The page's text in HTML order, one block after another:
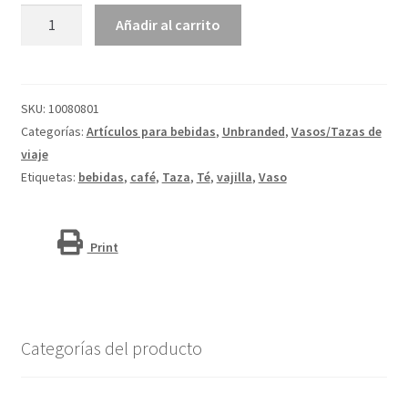
330
ml
con
agarradero
cantidad
Añadir al carrito
SKU: 10080801
Categorías: Artículos para bebidas, Unbranded, Vasos/Tazas de
viaje
Etiquetas: bebidas, café, Taza, Té, vajilla, Vaso
Print
Categorías del producto